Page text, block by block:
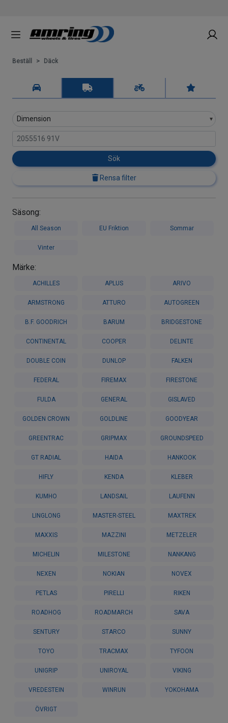
Beställ Däck
Sök
Rensa filter
Säsong:
All Season EU Friktion Sommar
Vinter
Märke:
ACHILLES APLUS ARIVO
ARMSTRONG ATTURO AUTOGREEN
B.F. GOODRICH BARUM BRIDGESTONE
CONTINENTAL COOPER DELINTE
DOUBLE COIN DUNLOP FALKEN
FEDERAL FIREMAX FIRESTONE
FULDA GENERAL GISLAVED
GOLDEN CROWN GOLDLINE GOODYEAR
GREENTRAC GRIPMAX GROUNDSPEED
GT RADIAL HAIDA HANKOOK
HIFLY KENDA KLEBER
KUMHO LANDSAIL LAUFENN
LINGLONG MASTER-STEEL MAXTREK
MAXXIS MAZZINI METZELER
MICHELIN MILESTONE NANKANG
NEXEN NOKIAN NOVEX
PETLAS PIRELLI RIKEN
ROADHOG ROADMARCH SAVA
SENTURY STARCO SUNNY
TOYO TRACMAX TYFOON
UNIGRIP UNIROYAL VIKING
VREDESTEIN WINRUN YOKOHAMA
ÖVRIGT